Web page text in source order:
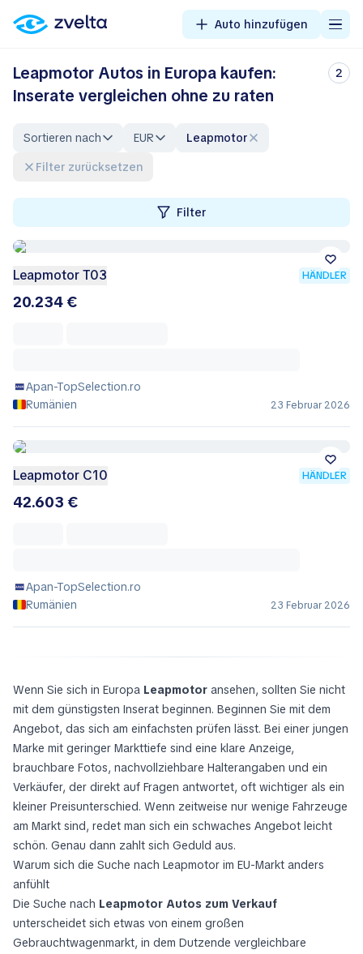
Auto hinzufügen
Leapmotor Autos in Europa kaufen:
Inserate vergleichen ohne zu raten
2
Sortieren nach EUR
Leapmotor
Filter zurücksetzen
Filter
Leapmotor T03 HÄNDLER
20.234 €
Apan-TopSelection.ro
Rumänien
23 Februar 2026
Leapmotor C10 HÄNDLER
42.603 €
Apan-TopSelection.ro
Rumänien
23 Februar 2026
Wenn Sie sich in Europa Leapmotor ansehen, sollten Sie nicht
mit dem günstigsten Inserat beginnen. Beginnen Sie mit dem
Angebot, das sich am einfachsten prüfen lässt. Bei einer jungen
Marke mit geringer Markttiefe sind eine klare Anzeige,
brauchbare Fotos, nachvollziehbare Halterangaben und ein
Verkäufer, der direkt auf Fragen antwortet, oft wichtiger als ein
kleiner Preisunterschied. Wenn zeitweise nur wenige Fahrzeuge
am Markt sind, redet man sich ein schwaches Angebot leicht
schön. Genau dann zahlt sich Geduld aus.
Warum sich die Suche nach Leapmotor im EU-Markt anders
anfühlt
Die Suche nach Leapmotor Autos zum Verkauf
unterscheidet sich etwas von einem großen
Gebrauchtwagenmarkt, in dem Dutzende vergleichbare